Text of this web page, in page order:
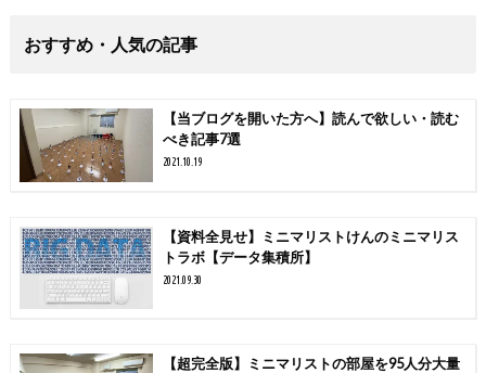
おすすめ・人気の記事
【当ブログを開いた方へ】読んで欲しい・読む
べき記事7選
2021.10.19
【資料全見せ】ミニマリストけんのミニマリス
トラボ【データ集積所】
2021.09.30
【超完全版】ミニマリストの部屋を95人分大量